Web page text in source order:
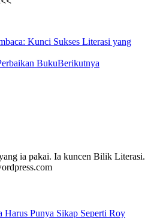
Kunci Sukses Literasi yang
BukuBerikutnya
ia pakai. Ia kuncen Bilik Literasi.